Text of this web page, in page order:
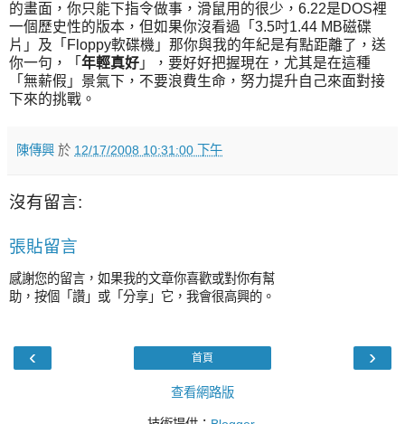
的畫面，你只能下指令做事，滑鼠用的很少，6.22是DOS裡
一個歷史性的版本，但如果你沒看過「3.5吋1.44 MB磁碟
片」及「Floppy軟碟機」那你與我的年紀是有點距離了，送
你一句，「 年輕真好 」，要好好把握現在，尤其是在這種
「無薪假」景氣下，不要浪費生命，努力提升自己來面對接
下來的挑戰。
陳傳興 於 12/17/2008 10:31:00 下午
沒有留言:
張貼留言
感謝您的留言，如果我的文章你喜歡或對你有幫
助，按個「讚」或「分享」它，我會很高興的。
‹ ›
首頁
查看網路版